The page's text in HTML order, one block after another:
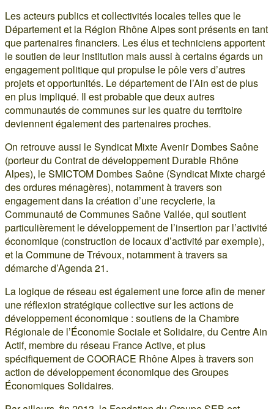
Les acteurs publics et collectivités locales telles que le
Département et la Région Rhône Alpes sont présents en tant
que partenaires financiers. Les élus et techniciens apportent
le soutien de leur institution mais aussi à certains égards un
engagement politique qui propulse le pôle vers d’autres
projets et opportunités. Le département de l’Ain est de plus
en plus impliqué. Il est probable que deux autres
communautés de communes sur les quatre du territoire
deviennent également des partenaires proches.
On retrouve aussi le Syndicat Mixte Avenir Dombes Saône
(porteur du Contrat de développement Durable Rhône
Alpes), le SMICTOM Dombes Saône (Syndicat Mixte chargé
des ordures ménagères), notamment à travers son
engagement dans la création d’une recyclerie, la
Communauté de Communes Saône Vallée, qui soutient
particulièrement le développement de l’insertion par l’activité
économique (construction de locaux d’activité par exemple),
et la Commune de Trévoux, notamment à travers sa
démarche d’Agenda 21.
La logique de réseau est également une force afin de mener
une réflexion stratégique collective sur les actions de
développement économique : soutiens de la Chambre
Régionale de l’Économie Sociale et Solidaire, du Centre Ain
Actif, membre du réseau France Active, et plus
spécifiquement de COORACE Rhône Alpes à travers son
action de développement économique des Groupes
Économiques Solidaires.